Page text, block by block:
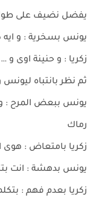
يفضل نضيف على
يونس بسخرية : و ايه
زكريا : و حنينة اوى و …
ثم نظر بانتباه
يونس ببعض المرح : و
رماك
زكريا بامتعاض : هوى
يونس بدهشة : انت
زكريا بعدم فهم :